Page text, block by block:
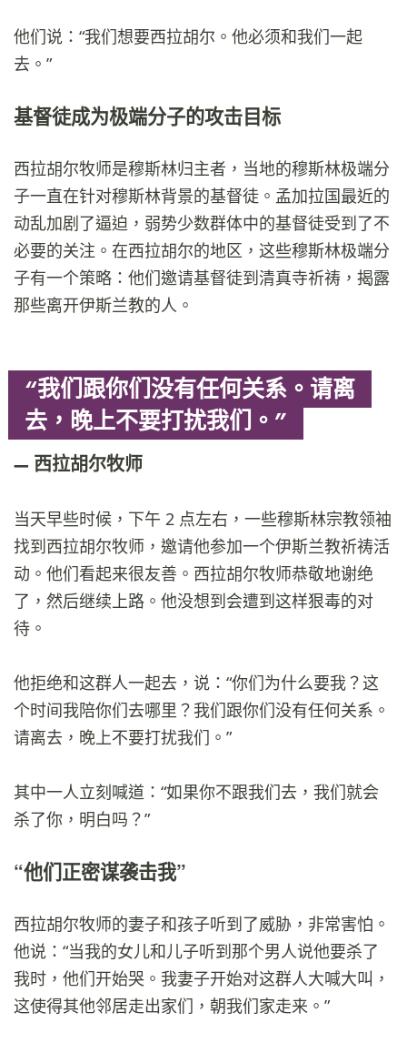
他们说：“我们想要西拉胡尔。他必须和我们一起
去。”
基督徒成为极端分子的攻击目标
西拉胡尔牧师是穆斯林归主者，当地的穆斯林极端分
子一直在针对穆斯林背景的基督徒。孟加拉国最近的
动乱加剧了逼迫，弱势少数群体中的基督徒受到了不
必要的关注。在西拉胡尔的地区，这些穆斯林极端分
子有一个策略：他们邀请基督徒到清真寺祈祷，揭露
那些离开伊斯兰教的人。
“我们跟你们没有任何关系。请离
去，晚上不要打扰我们。”
西拉胡尔牧师
当天早些时候，下午 2 点左右，一些穆斯林宗教领袖
找到西拉胡尔牧师，邀请他参加一个伊斯兰教祈祷活
动。他们看起来很友善。西拉胡尔牧师恭敬地谢绝
了，然后继续上路。他没想到会遭到这样狠毒的对
待。
他拒绝和这群人一起去，说：“你们为什么要我？这
个时间我陪你们去哪里？我们跟你们没有任何关系。
请离去，晚上不要打扰我们。”
其中一人立刻喊道：“如果你不跟我们去，我们就会
杀了你，明白吗？”
“他们正密谋袭击我”
西拉胡尔牧师的妻子和孩子听到了威胁，非常害怕。
他说：“当我的女儿和儿子听到那个男人说他要杀了
我时，他们开始哭。我妻子开始对这群人大喊大叫，
这使得其他邻居走出家们，朝我们家走来。”